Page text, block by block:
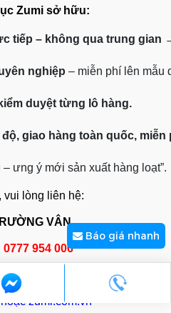
Zumi sở hữu:
tiếp – không qua trung gian
nghiệp – miễn phí lên mẫu
duyệt từng lô hàng.
giao hàng toàn quốc, miễn
– ưng ý mới sản xuất hàng loạt”.
lòng liên hệ:
VÂN
954 006
hoặc zumi.com.vn
Báo giá nhanh